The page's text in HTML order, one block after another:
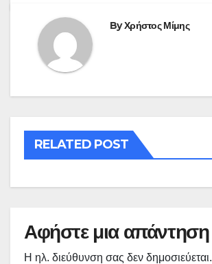
ByΧρήστος Μίμης
RELATED POST
Αφήστε μια απάντηση
Η ηλ. διεύθυνση σας δεν δημοσιεύεται.